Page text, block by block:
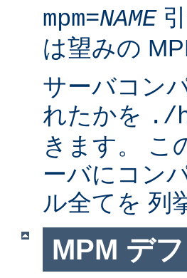
mpm=NAME
は望みの
サーバコン
れたかを ./
きます。 こ
ーバにコン
ル全てを 列
MPM デ